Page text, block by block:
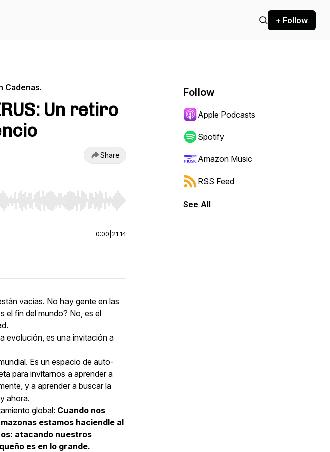
+ Follow
Cadenas.
Un retiro
Share
End to jump to start or end. Hold shift to jump forward or backward.
0:00 21:14
vacías. No hay gente en las
el fin del mundo? No, es el
evolución, es una invitación a
Es un espacio de auto-
para invitarnos a aprender a
y a aprender a buscar la
ahora.
global: Cuando nos
estamos haciendle al
atacando nuestros
es en lo grande.
Follow
Apple Podcasts
Spotify
Amazon Music
RSS Feed
See All